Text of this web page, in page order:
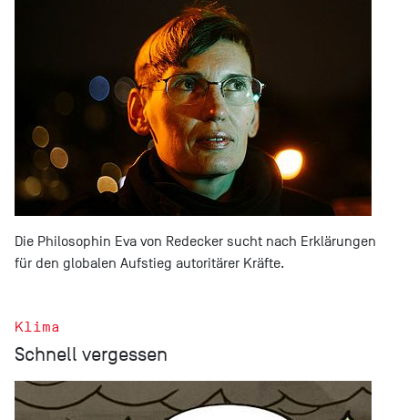
Die Philosophin Eva von Redecker sucht nach Erklärungen
für den globalen Aufstieg autoritärer Kräfte.
Klima
Schnell vergessen